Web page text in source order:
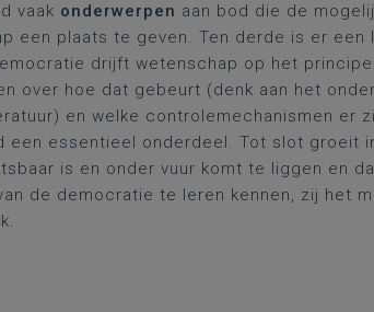
vaak onderwerpen aan bod die de
een plaats te geven. Ten derde is er een
drijft wetenschap op het
over hoe dat gebeurt (denk aan het
en welke controlemechanismen er
een essentieel onderdeel. Tot slot groeit
is en onder vuur komt te liggen en
de democratie te leren kennen, zij het